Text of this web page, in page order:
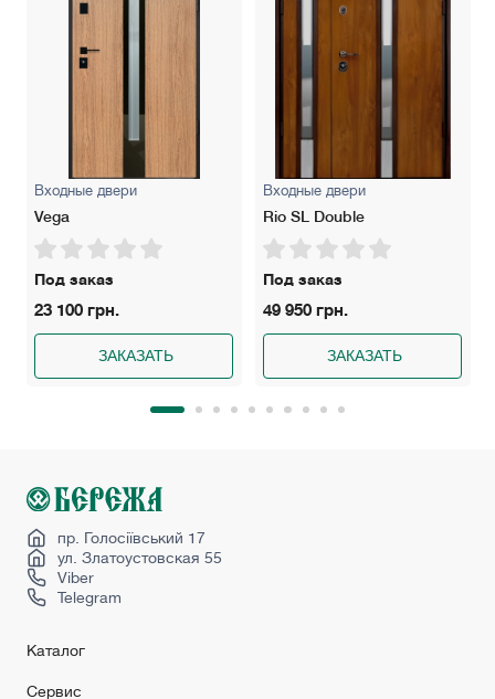
Входные двери
Vega
Под заказ
23 100 грн.
ЗАКАЗАТЬ
Входные двери
Rio SL Double
Под заказ
49 950 грн.
ЗАКАЗАТЬ
пр. Голосіївський 17
ул. Златоустовская 55
Viber
Telegram
Каталог
Сервис